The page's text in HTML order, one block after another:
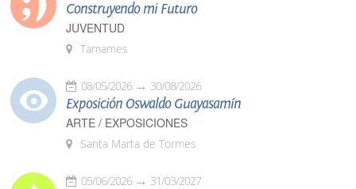
Construyendo mi Futuro
JUVENTUD
Tamames
08/05/2026 30/08/2026
Exposición Oswaldo Guayasamín
ARTE / EXPOSICIONES
Santa Marta de Tormes
05/06/2026 31/03/2027